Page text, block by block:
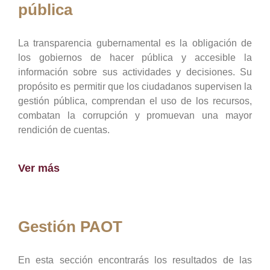
pública
La transparencia gubernamental es la obligación de
los gobiernos de hacer pública y accesible la
información sobre sus actividades y decisiones. Su
propósito es permitir que los ciudadanos supervisen la
gestión pública, comprendan el uso de los recursos,
combatan la corrupción y promuevan una mayor
rendición de cuentas.
Ver más
Gestión PAOT
En esta sección encontrarás los resultados de las